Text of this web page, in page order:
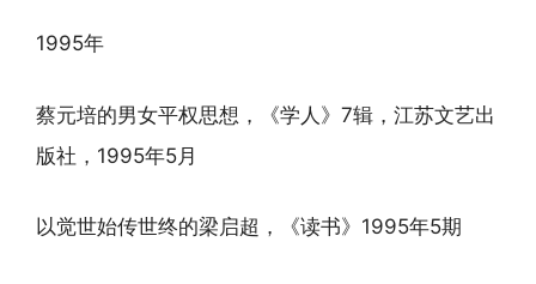
1995年
蔡元培的男女平权思想，《学人》7辑，江苏文艺出
版社，1995年5月
以觉世始传世终的梁启超，《读书》1995年5期